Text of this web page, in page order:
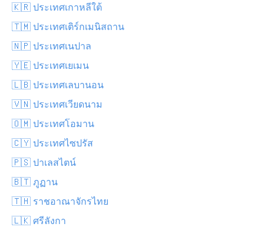
🇰🇷 ประเทศเกาหลีใต้
🇹🇲 ประเทศเติร์กเมนิสถาน
🇳🇵 ประเทศเนปาล
🇾🇪 ประเทศเยเมน
🇱🇧 ประเทศเลบานอน
🇻🇳 ประเทศเวียดนาม
🇴🇲 ประเทศโอมาน
🇨🇾 ประเทศไซปรัส
🇵🇸 ปาเลสไตน์
🇧🇹 ภูฏาน
🇹🇭 ราชอาณาจักรไทย
🇱🇰 ศรีลังกา